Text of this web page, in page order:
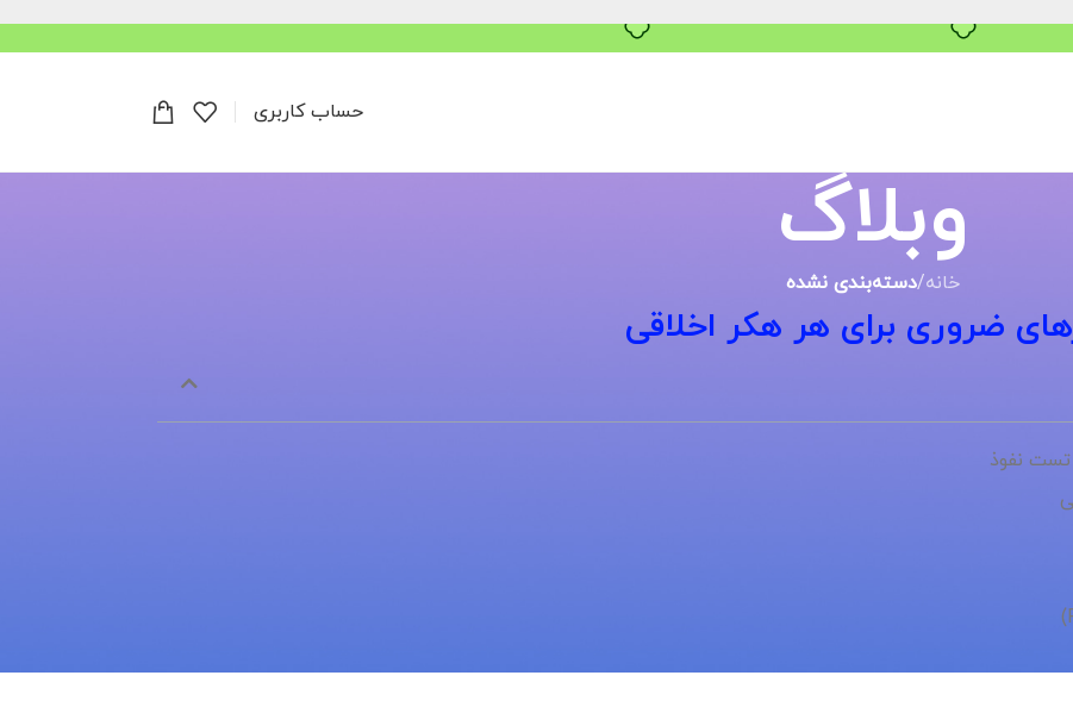
حساب کاربری
وبلاگ
خانه/دسته‌بندی نشده
ضروری برای هر هکر اخلاقی
تست نفوذ